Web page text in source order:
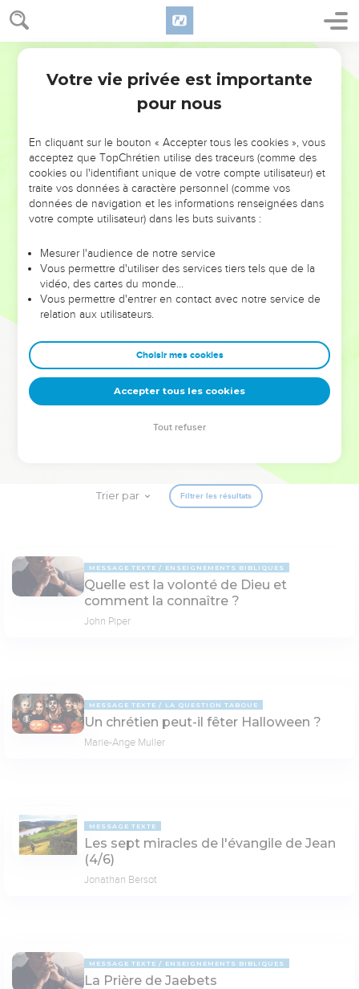
NE MANQUEZ PAS L’ÉVÉNEMENT
DE L’ANNÉE !
ET SI LEURS ERREURS POUVAIENT VOUS ÉVITER LES
VOTRES ?
leur foi ou leur vision. Mais on voit moins les doutes, les erreurs
et les saisons difficiles qu'ils ont traversés, alors même que ce
sont elles qui les ont façonnés.
Dans cette conférence, leaders, entrepreneurs, et responsables
clés pour avancer avec plus de sagesse afin que leurs erreurs
deviennent vos tremplins. Que vous guidiez un ministère, une
équipe, un groupe ou une famille, leur expérience est faite
pour vous.
Trier par Filtrer les résultats
MESSAGE TEXTE ENSEIGNEMENTS BIBLIQUES
Quelle est la volonté de Dieu et
comment la connaître ?
John Piper
MESSAGE TEXTE LA QUESTION TABOUE
Un chrétien peut-il fêter Halloween ?
Marie-Ange Muller
MESSAGE TEXTE
Les sept miracles de l'évangile de Jean
(4/6)
Jonathan Bersot
MESSAGE TEXTE ENSEIGNEMENTS BIBLIQUES
La Prière de Jaebets
Votre vie privée est importante
pour nous
En cliquant sur le bouton « Accepter tous les cookies », vous
acceptez que TopChrétien utilise des traceurs (comme des
cookies ou l'identifiant unique de votre compte utilisateur) et
traite vos données à caractère personnel (comme vos
données de navigation et les informations renseignées dans
votre compte utilisateur) dans les buts suivants :
Mesurer l'audience de notre service
Vous permettre d'utiliser des services tiers tels que de la
vidéo, des cartes du monde…
Vous permettre d'entrer en contact avec notre service de
relation aux utilisateurs.
Choisir mes cookies
Accepter tous les cookies
Tout refuser